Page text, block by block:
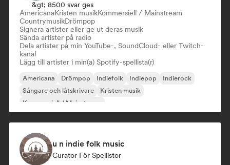
&gt; 8500 svar ges
AmericanaKristen musikKommersiell / Mainstream
CountrymusikDrömpop
Signera artister eller ge ut deras musik
Sända artister på radio
Dela artister på min YouTube-, SoundCloud- eller Twitch-
kanal
Lägg till artister i min(a) Spotify-spellista(r)
Americana Drömpop Indiefolk Indiepop
Indierock
Sångare och låtskrivare
Kristen musik
Kommersiell / Mainstream
u n indie folk music
Curator För Spellistor